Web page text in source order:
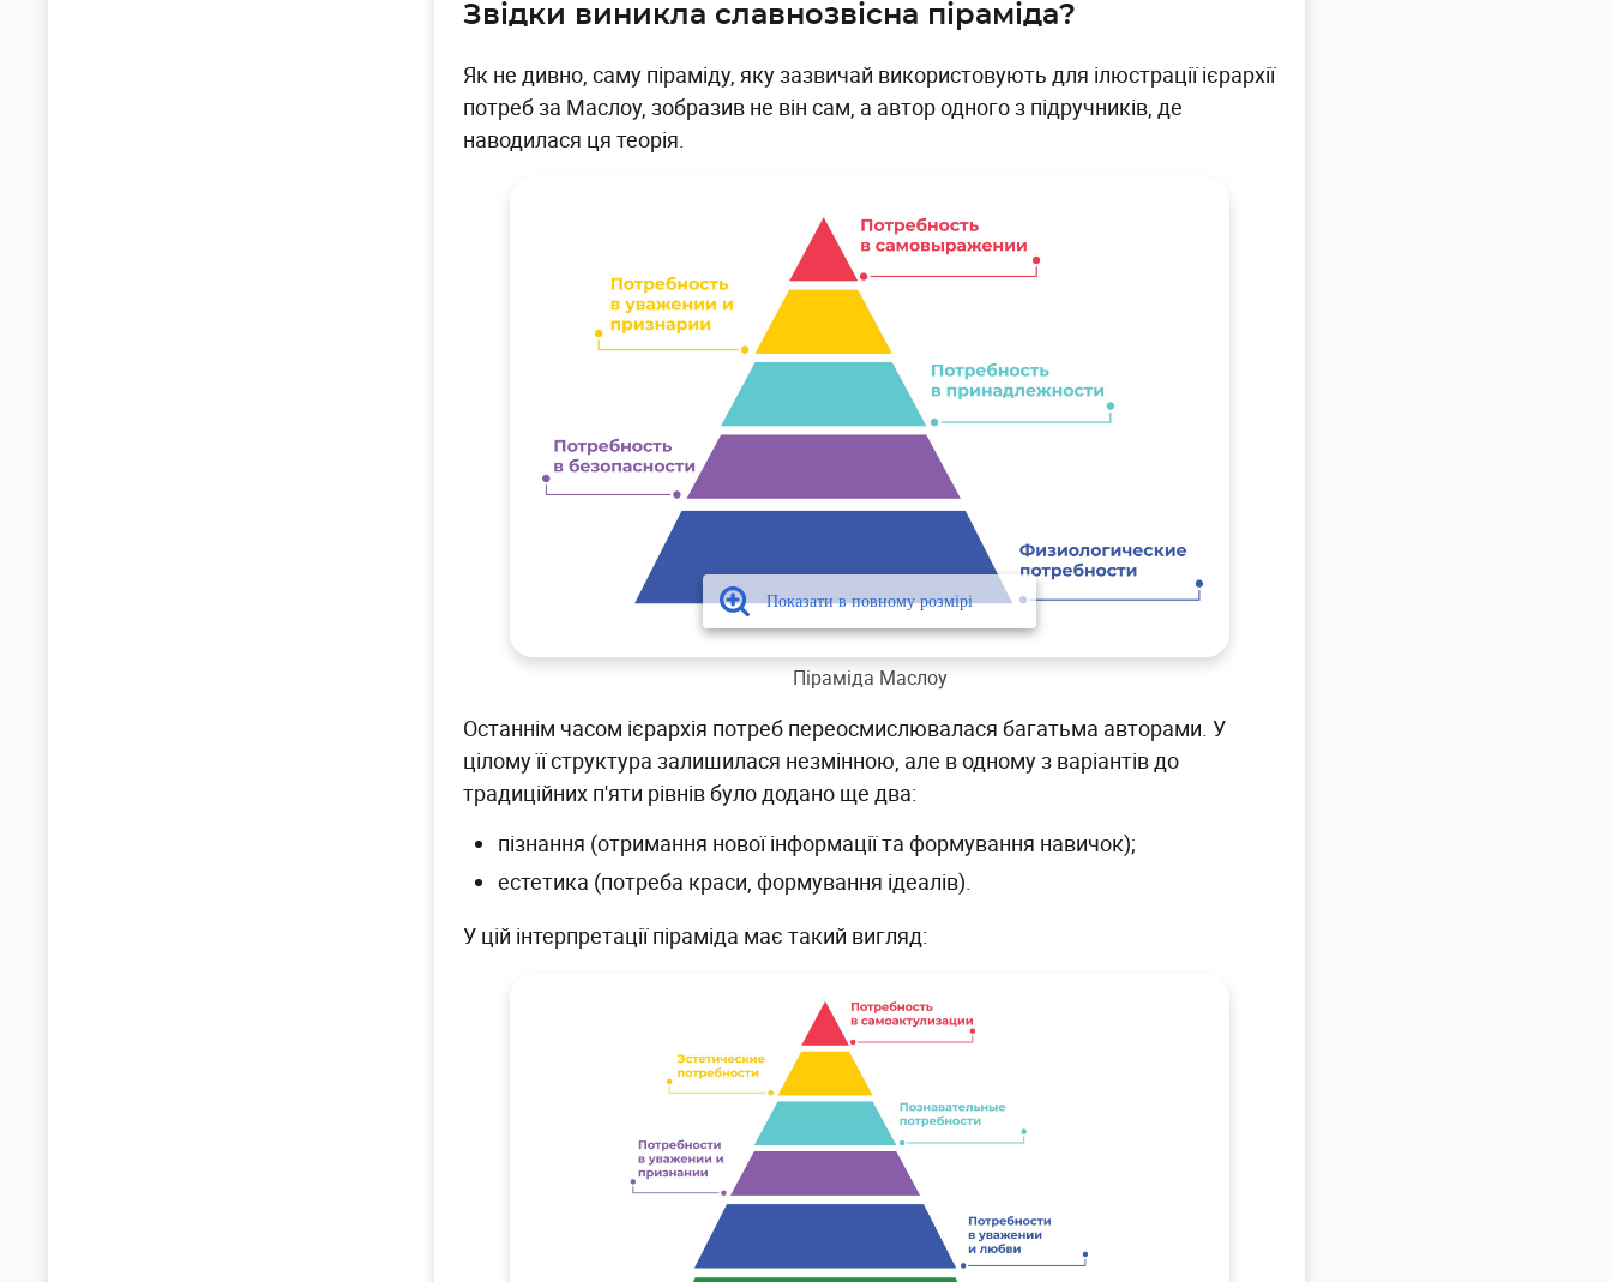
Звідки виникла славнозвісна піраміда?
Як не дивно, саму піраміду, яку зазвичай використовують для ілюстрації ієрархії
потреб за Маслоу, зобразив не він сам, а автор одного з підручників, де
наводилася ця теорія.
Піраміда Маслоу
Останнім часом ієрархія потреб переосмислювалася багатьма авторами. У
цілому її структура залишилася незмінною, але в одному з варіантів до
традиційних п'яти рівнів було додано ще два:
пізнання (отримання нової інформації та формування навичок);
естетика (потреба краси, формування ідеалів).
У цій інтерпретації піраміда має такий вигляд: